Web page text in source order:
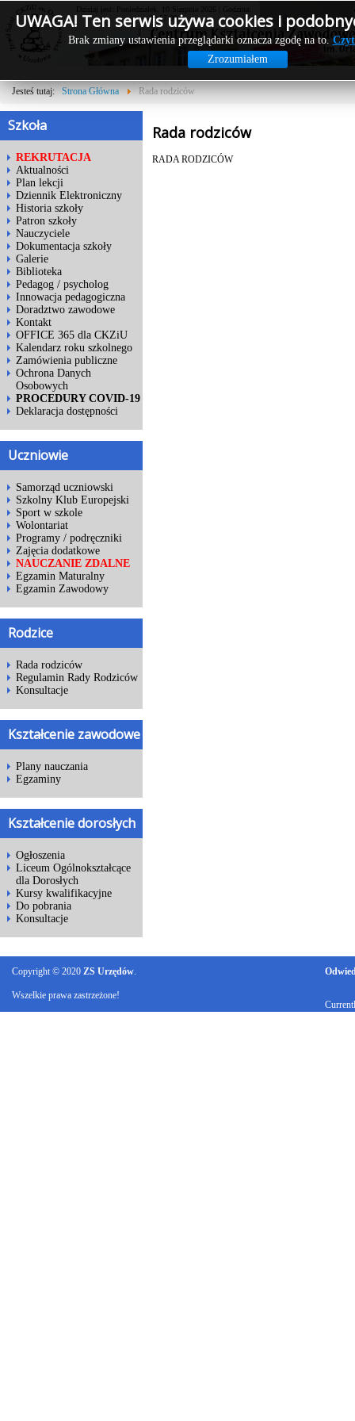
UWAGA! Ten serwis używa cookies i
Brak zmiany ustawienia przeglądarki oznacza zgodę na to.
Zrozumiałem
Dzisiaj jest: Poniedziałek, 10 Sierpnia 2026 | Godzina:
09:57:00
Jesteś tutaj: Strona Główna Rada rodziców
Szkoła
REKRUTACJA
Aktualności
Plan lekcji
Dziennik Elektroniczny
Historia szkoły
Patron szkoły
Nauczyciele
Dokumentacja szkoły
Galerie
Biblioteka
Pedagog / psycholog
Innowacja pedagogiczna
Doradztwo zawodowe
Kontakt
OFFICE 365 dla CKZiU
Kalendarz roku szkolnego
Zamówienia publiczne
Ochrona Danych
Osobowych
PROCEDURY COVID-19
Deklaracja dostępności
Uczniowie
Samorząd uczniowski
Szkolny Klub Europejski
Sport w szkole
Wolontariat
Programy / podręczniki
Zajęcia dodatkowe
NAUCZANIE ZDALNE
Egzamin Maturalny
Egzamin Zawodowy
Rodzice
Rada rodziców
Regulamin Rady Rodziców
Konsultacje
Kształcenie zawodowe
Plany nauczania
Egzaminy
Kształcenie dorosłych
Ogłoszenia
Liceum Ogólnokształcące
dla Dorosłych
Kursy kwalifikacyjne
Do pobrania
Konsultacje
Rada rodziców
RADA RODZICÓW
Copyright © 2020 ZS Urzędów.
Wszelkie prawa zastrzeżone!